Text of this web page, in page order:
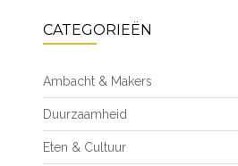
CATEGORIEËN
Ambacht & Makers
Duurzaamheid
Eten & Cultuur